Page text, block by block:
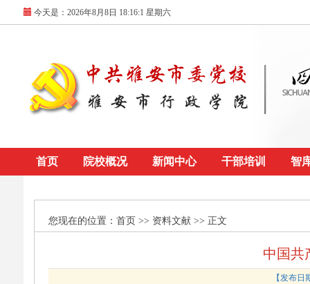
今天是： 2026年8月8日 18:16:1 星期六
首页 院校概况 新闻中心 干部培训 智
您现在的位置： 首页 >> 资料文献 >> 正文
中国共
【发布日